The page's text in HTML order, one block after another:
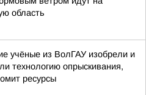
область
учёные из ВолГАУ изобрели и
технологию опрыскивания,
ресурсы